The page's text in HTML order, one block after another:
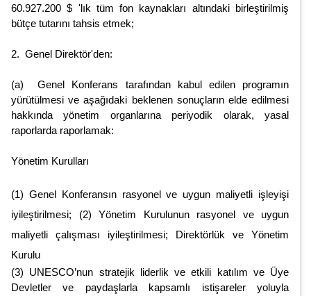
60.927.200 $ 'lık tüm fon kaynakları altındaki birleştirilmiş
bütçe tutarını tahsis etmek;
2. Genel Direktör'den:
(a) Genel Konferans tarafından kabul edilen programın
yürütülmesi ve aşağıdaki beklenen sonuçların elde edilmesi
hakkında yönetim organlarına periyodik olarak, yasal
raporlarda raporlamak:
Yönetim Kurulları
(1) Genel Konferansın rasyonel ve uygun maliyetli işleyişi
iyileştirilmesi; (2) Yönetim Kurulunun rasyonel ve uygun
maliyetli çalışması iyileştirilmesi; Direktörlük ve Yönetim
Kurulu
(3) UNESCO’nun stratejik liderlik ve etkili katılım ve Üye
Devletler ve paydaşlarla kapsamlı istişareler yoluyla